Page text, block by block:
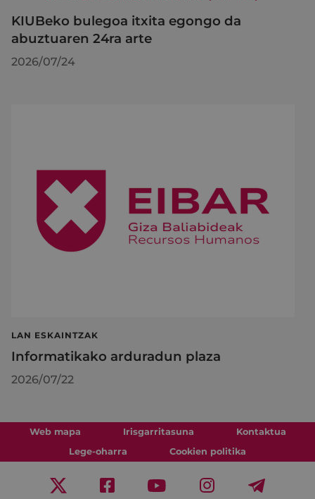
KIUBeko bulegoa itxita egongo da
abuztuaren 24ra arte
2026/07/24
LAN ESKAINTZAK
Informatikako arduradun plaza
2026/07/22
Web mapa Irisgarritasuna
Kontaktua
Lege-oharra
Cookien politika